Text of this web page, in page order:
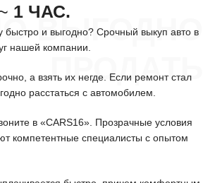
ВЫГОДНО
ПРОДАТЬ
1 ЧАС.
и выгодно? Срочный выкуп авто в
нашей компании.
а взять их негде. Если ремонт стал
расстаться с автомобилем.
в «CARS16». Прозрачные условия
компетентные специалисты с опытом